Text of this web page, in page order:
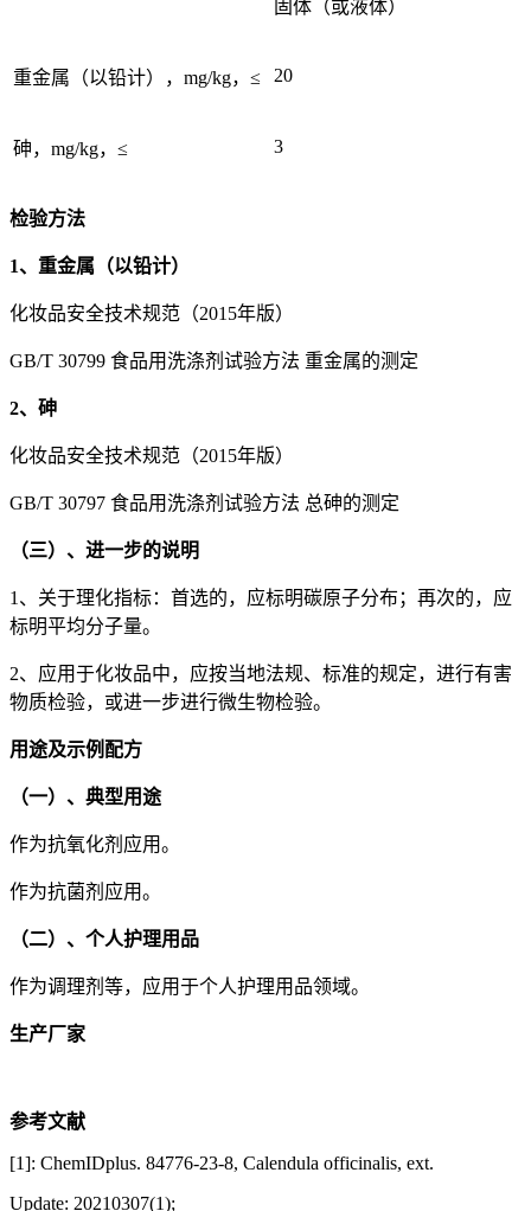
固体（或液体）
重金属（以铅计），mg/kg，≤ 20
砷，mg/kg，≤ 3
检验方法
1、重金属（以铅计）
化妆品安全技术规范（2015年版）
GB/T 30799 食品用洗涤剂试验方法 重金属的测定
2、砷
化妆品安全技术规范（2015年版）
GB/T 30797 食品用洗涤剂试验方法 总砷的测定
（三）、进一步的说明
1、关于理化指标：首选的，应标明碳原子分布；再次的，应
标明平均分子量。
2、应用于化妆品中，应按当地法规、标准的规定，进行有害
物质检验，或进一步进行微生物检验。
用途及示例配方
（一）、典型用途
作为抗氧化剂应用。
作为抗菌剂应用。
（二）、个人护理用品
作为调理剂等，应用于个人护理用品领域。
生产厂家
参考文献
[1]: ChemIDplus. 84776-23-8, Calendula officinalis, ext.
Update: 20210307(1);